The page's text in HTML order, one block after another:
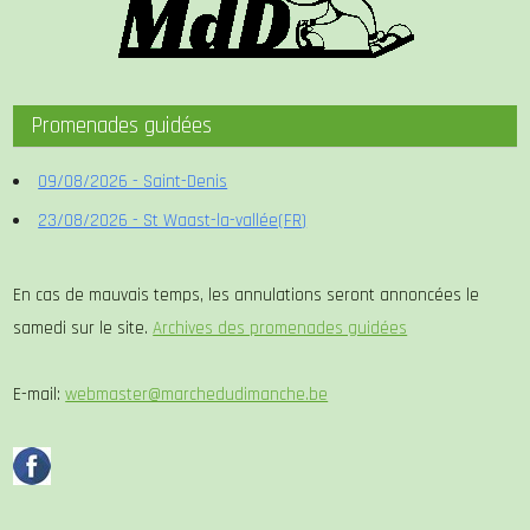
Promenades guidées
09/08/2026 - Saint-Denis
23/08/2026 - St Waast-la-vallée(FR)
En cas de mauvais temps, les annulations seront annoncées le
samedi sur le site.Archives des promenades guidées
E-mail:webmaster@marchedudimanche.be